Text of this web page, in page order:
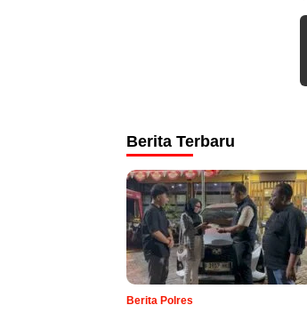
Berita Terbaru
Berita Polres